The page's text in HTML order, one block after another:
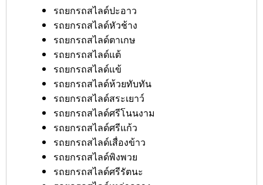
รถยกรถสไลด์ปะอาว
รถยกรถสไลด์หัวช้าง
รถยกรถสไลด์ตาเกษ
รถยกรถสไลด์แต้
รถยกรถสไลด์แข้
รถยกรถสไลด์ห้วยทับทัน
รถยกรถสไลด์สระเยาว์
รถยกรถสไลด์ศรีโนนงาม
รถยกรถสไลด์ศรีแก้ว
รถยกรถสไลด์เสื่องข้าว
รถยกรถสไลด์พิงพวย
รถยกรถสไลด์ศรีรัตนะ